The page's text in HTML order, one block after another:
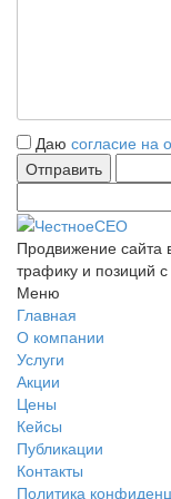
Даю согласие на
Продвижение сайта
трафику и позиций
Меню
Главная
О компании
Услуги
Акции
Цены
Кейсы
Публикации
Контакты
Политика